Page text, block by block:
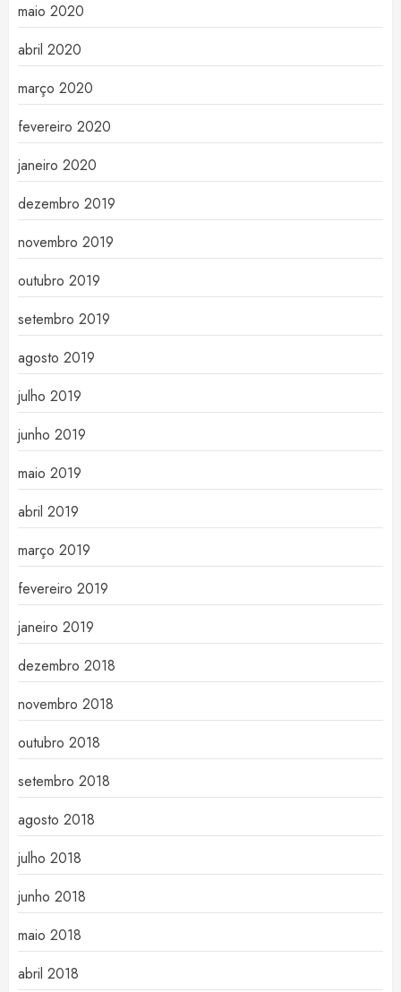
maio 2020
abril 2020
março 2020
fevereiro 2020
janeiro 2020
dezembro 2019
novembro 2019
outubro 2019
setembro 2019
agosto 2019
julho 2019
junho 2019
maio 2019
abril 2019
março 2019
fevereiro 2019
janeiro 2019
dezembro 2018
novembro 2018
outubro 2018
setembro 2018
agosto 2018
julho 2018
junho 2018
maio 2018
abril 2018